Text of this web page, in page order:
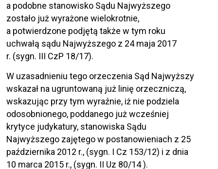
a podobne stanowisko Sądu Najwyższego
zostało już wyrażone wielokrotnie,
a potwierdzone podjętą także w tym roku
uchwałą sądu Najwyższego z 24 maja 2017
r. (sygn. III CzP 18/17).
W uzasadnieniu tego orzeczenia Sąd Najwyższy
wskazał na ugruntowaną już linię orzeczniczą,
wskazując przy tym wyraźnie, iż nie podziela
odosobnionego, poddanego już wcześniej
krytyce judykatury, stanowiska Sądu
Najwyższego zajętego w postanowieniach z 25
października 2012 r., (sygn. I Cz 153/12) i z dnia
10 marca 2015 r., (sygn. II Uz 80/14 ).